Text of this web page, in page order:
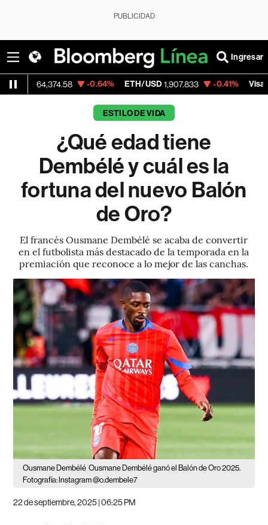
PUBLICIDAD
Ingresar
64,374.58 -0.64% ETH/USD 1,907.833 -0.41% Visa 369.66
ESTILO DE VIDA
¿Qué edad tiene
Dembélé y cuál es la
fortuna del nuevo Balón
de Oro?
El francés Ousmane Dembélé se acaba de convertir
en el futbolista más destacado de la temporada en la
premiación que reconoce a lo mejor de las canchas.
Ousmane Dembélé Ousmane Dembélé ganó el Balón de Oro 2025.
Fotografía: Instagram @o.dembele7
22 de septiembre, 2025 | 06:25 PM